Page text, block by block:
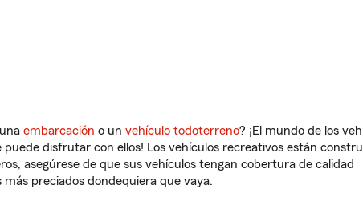
embarcación o un vehículo todoterreno? ¡El mundo de los
disfrutar con ellos! Los vehículos recreativos están
asegúrese de que sus vehículos tengan cobertura de calidad
preciados dondequiera que vaya.